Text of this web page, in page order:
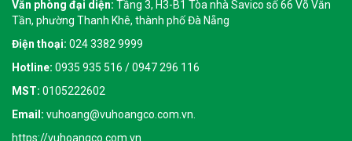
Văn phòng đại diện: Tầng 3, H3-B1 Tòa nhà Savico số 66 Võ Văn
Tần, phường Thanh Khê, thành phố Đà Nẵng
Điện thoại: 024 3382 9999
Hotline: 0935 935 516 / 0947 296 116
MST: 0105222602
Email: vuhoang@vuhoangco.com.vn.
https://vuhoangco.com.vn